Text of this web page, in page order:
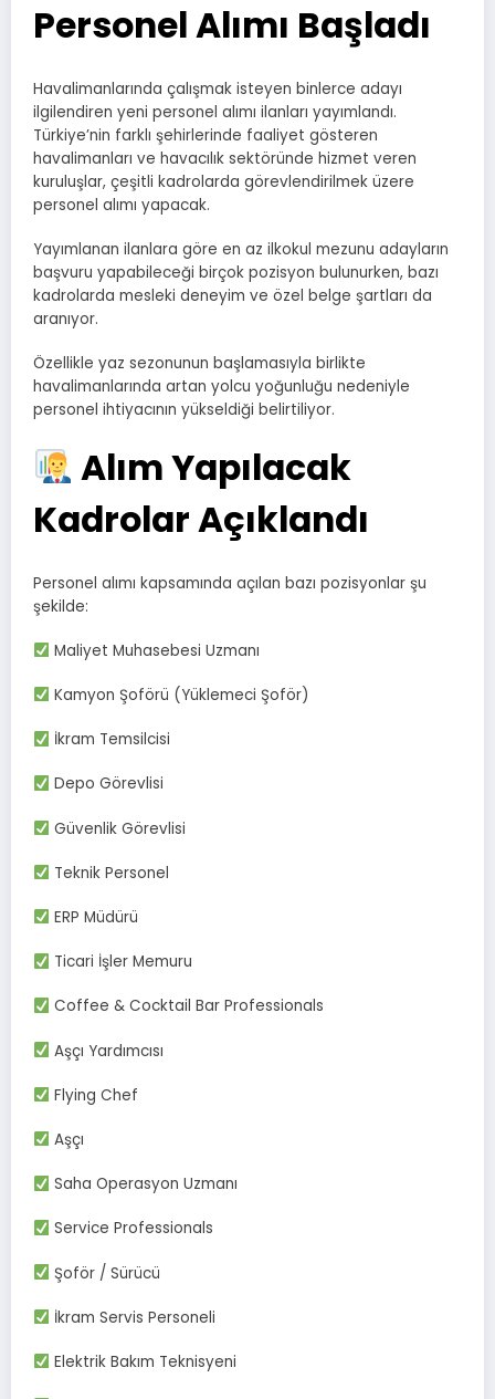
Personel Alımı Başladı
Havalimanlarında çalışmak isteyen binlerce adayı
ilgilendiren yeni personel alımı ilanları yayımlandı.
Türkiye’nin farklı şehirlerinde faaliyet gösteren
havalimanları ve havacılık sektöründe hizmet veren
kuruluşlar, çeşitli kadrolarda görevlendirilmek üzere
personel alımı yapacak.
Yayımlanan ilanlara göre en az ilkokul mezunu adayların
başvuru yapabileceği birçok pozisyon bulunurken, bazı
kadrolarda mesleki deneyim ve özel belge şartları da
aranıyor.
Özellikle yaz sezonunun başlamasıyla birlikte
havalimanlarında artan yolcu yoğunluğu nedeniyle
personel ihtiyacının yükseldiği belirtiliyor.
Alım Yapılacak
Kadrolar Açıklandı
Personel alımı kapsamında açılan bazı pozisyonlar şu
şekilde:
Maliyet Muhasebesi Uzmanı
Kamyon Şoförü (Yüklemeci Şoför)
İkram Temsilcisi
Depo Görevlisi
Güvenlik Görevlisi
Teknik Personel
ERP Müdürü
Ticari İşler Memuru
Coffee & Cocktail Bar Professionals
Aşçı Yardımcısı
Flying Chef
Aşçı
Saha Operasyon Uzmanı
Service Professionals
Şoför / Sürücü
İkram Servis Personeli
Elektrik Bakım Teknisyeni